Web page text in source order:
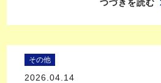
つづきを読む
その他
2026.04.14